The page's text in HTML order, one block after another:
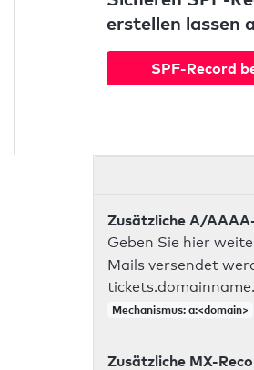
erstellen lassen
SPF-Record
Zusätzliche A/
Geben Sie hier
Mails versendet
Mechanismus: a:<domain>
Zusätzliche MX-